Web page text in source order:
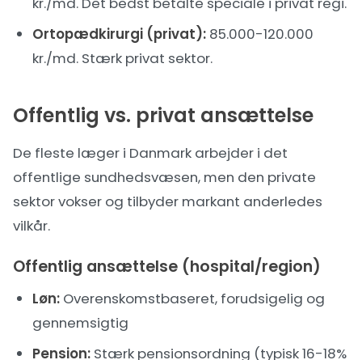
Ortopædkirurgi (privat): 85.000-120.000
kr./md. Stærk privat sektor.
Offentlig vs. privat ansættelse
De fleste læger i Danmark arbejder i det
offentlige sundhedsvæsen, men den private
sektor vokser og tilbyder markant anderledes
vilkår.
Offentlig ansættelse (hospital/region)
Løn: Overenskomstbaseret, forudsigelig og
gennemsigtig
Pension: Stærk pensionsordning (typisk 16-18%